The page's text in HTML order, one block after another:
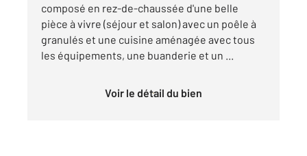
composé en rez-de-chaussée d'une belle
pièce à vivre (séjour et salon) avec un poêle à
granulés et une cuisine aménagée avec tous
les équipements, une buanderie et un ...
Voir le détail du bien